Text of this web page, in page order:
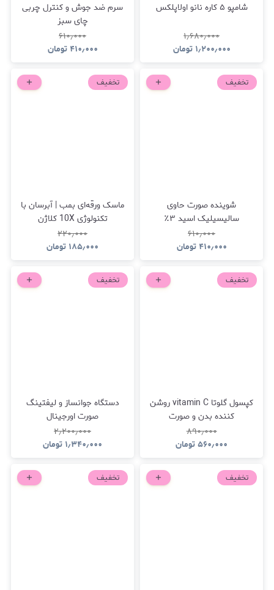
شامپو ۵ کاره نانو اولاپلکس
۱٫۶۸۰٫۰۰۰
۱٫۲۰۰٫۰۰۰ تومان
سرم ضد جوش و کنترل چربی
چای سبز
۶۱۰٫۰۰۰
۴۱۰٫۰۰۰ تومان
تخفیف
شوینده صورت حاوی
سالیسیلیک اسید ۳٪
۶۱۰٫۰۰۰
۴۱۰٫۰۰۰ تومان
تخفیف
ماسک‌ ورقه‌ای بمب | آبرسان با
تکنولوژی 10X کلاژن
۲۲۰٫۰۰۰
۱۸۵٫۰۰۰ تومان
تخفیف
کپسول گلوتا vitamin C روشن
کننده بدن و صورت
۸۹۰٫۰۰۰
۵۶۰٫۰۰۰تومان
تخفیف
دستگاه جوانساز و ليفتينگ
صورت اورجینال
۲٫۲۰۰٫۰۰۰
۱٫۳۴۰٫۰۰۰ تومان
تخفیف تخفیف